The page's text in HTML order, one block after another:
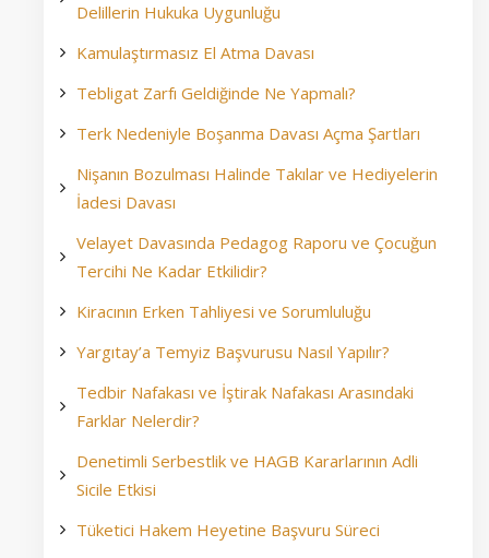
Delillerin Hukuka Uygunluğu
Kamulaştırmasız El Atma Davası
Tebligat Zarfı Geldiğinde Ne Yapmalı?
Terk Nedeniyle Boşanma Davası Açma Şartları
Nişanın Bozulması Halinde Takılar ve Hediyelerin
İadesi Davası
Velayet Davasında Pedagog Raporu ve Çocuğun
Tercihi Ne Kadar Etkilidir?
Kiracının Erken Tahliyesi ve Sorumluluğu
Yargıtay’a Temyiz Başvurusu Nasıl Yapılır?
Tedbir Nafakası ve İştirak Nafakası Arasındaki
Farklar Nelerdir?
Denetimli Serbestlik ve HAGB Kararlarının Adli
Sicile Etkisi
Tüketici Hakem Heyetine Başvuru Süreci